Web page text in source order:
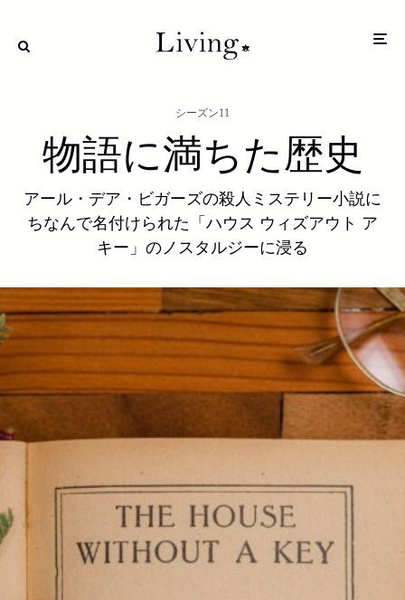
シーズン11
物語に満ちた歴史
アール・デア・ビガーズの殺人ミステリー小説に
ちなんで名付けられた「ハウス ウィズアウト ア
キー」のノスタルジーに浸る